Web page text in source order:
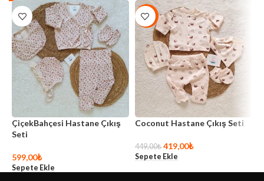
ÇiçekBahçesi Hastane Çıkış
Seti
599,00₺
Sepete Ekle
-7%
Coconut Hastane Çıkış Seti
449,00₺ 419,00₺
Sepete Ekle